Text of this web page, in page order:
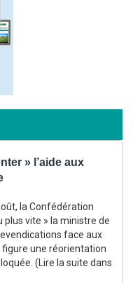
» l’aide aux
la Confédération
vite » la ministre de
face aux
une réorientation
(Lire la suite dans